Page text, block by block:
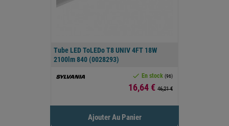
Tube LED ToLEDo T8 UNIV 4FT 18W
2100lm 840 (0028293)
 En stock (96)
Prix
16,64 € 46,21 €
Ajouter Au Panier